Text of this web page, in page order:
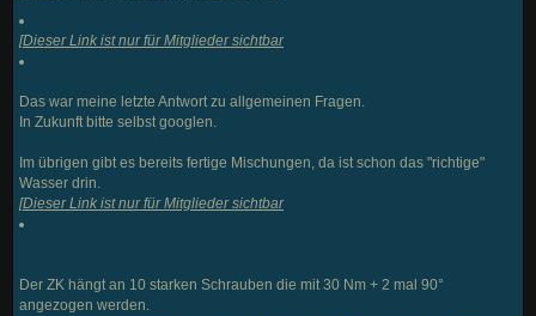
[Dieser Link ist nur für Mitglieder sichtbar
Das war meine letzte Antwort zu allgemeinen Fragen.
In Zukunft bitte selbst googlen.
Im übrigen gibt es bereits fertige Mischungen, da ist schon das "richtige"
Wasser drin.
[Dieser Link ist nur für Mitglieder sichtbar
Der ZK hängt an 10 starken Schrauben die mit 30 Nm + 2 mal 90°
angezogen werden.